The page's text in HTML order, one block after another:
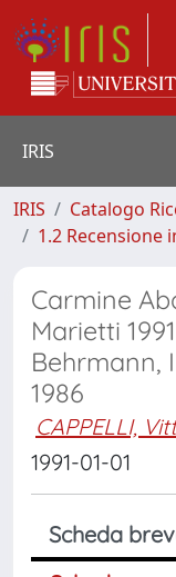
IRIS
IRIS Catalogo
1.2 Recensione
Carmine
Marietti
Behrmann,
1986
CAPPELLI,
1991-01-01
Scheda